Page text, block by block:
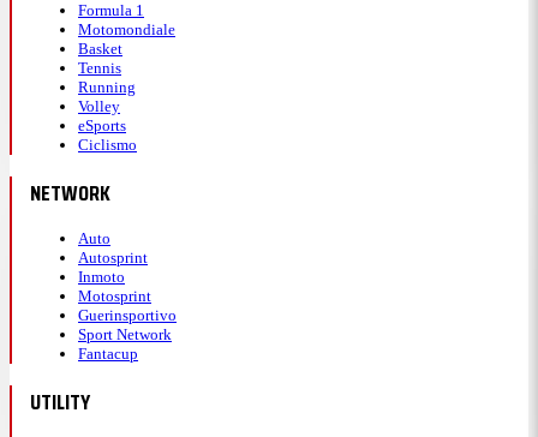
Formula 1
Motomondiale
Basket
Tennis
Running
Volley
eSports
Ciclismo
NETWORK
Auto
Autosprint
Inmoto
Motosprint
Guerinsportivo
Sport Network
Fantacup
UTILITY